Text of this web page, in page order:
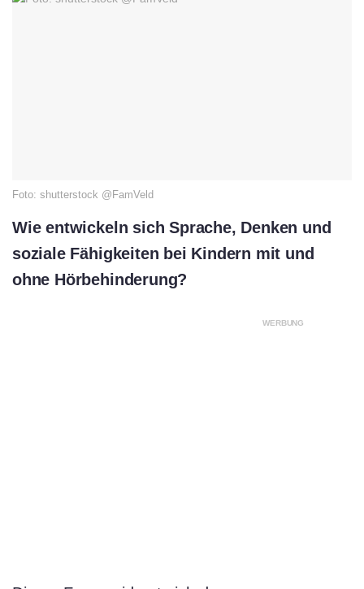
Foto: shutterstock @FamVeld
Wie entwickeln sich Sprache, Denken und
soziale Fähigkeiten bei Kindern mit und
ohne Hörbehinderung?
WERBUNG